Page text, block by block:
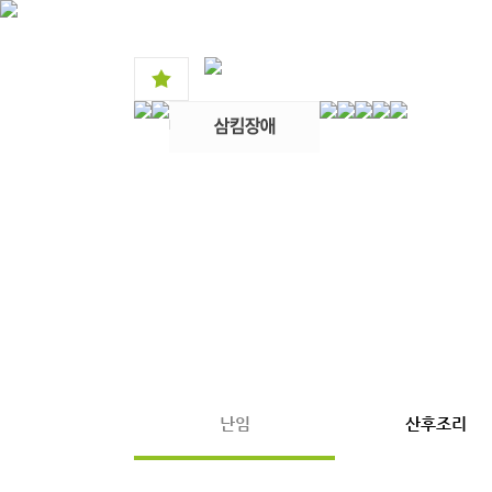
난임 산후조리